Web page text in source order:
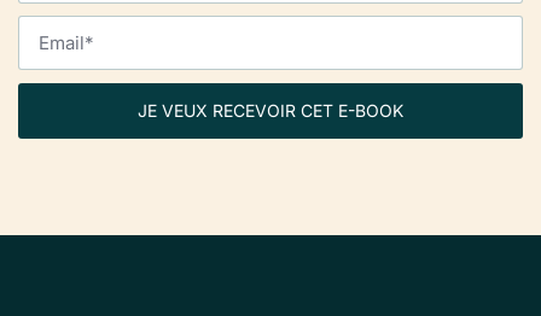
JE VEUX RECEVOIR CET E-BOOK